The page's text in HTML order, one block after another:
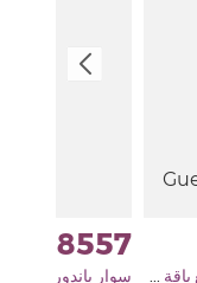
ساعة جيس جيزيل النسائية الذهبية اللون مع باقة من الورود الحمراء
8557